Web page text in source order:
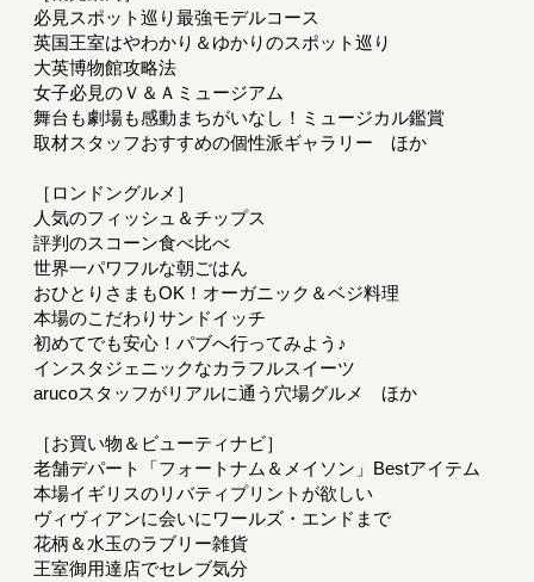
必見スポット巡り最強モデルコース
英国王室はやわかり＆ゆかりのスポット巡り
大英博物館攻略法
女子必見のＶ＆Ａミュージアム
舞台も劇場も感動まちがいなし！ミュージカル鑑賞
取材スタッフおすすめの個性派ギャラリー ほか
［ロンドングルメ］
人気のフィッシュ＆チップス
評判のスコーン食べ比べ
世界一パワフルな朝ごはん
おひとりさまもOK！オーガニック＆ベジ料理
本場のこだわりサンドイッチ
初めてでも安心！パブへ行ってみよう♪
インスタジェニックなカラフルスイーツ
arucoスタッフがリアルに通う穴場グルメ ほか
［お買い物＆ビューティナビ］
老舗デパート「フォートナム＆メイソン」Bestアイテム
本場イギリスのリバティプリントが欲しい
ヴィヴィアンに会いにワールズ・エンドまで
花柄＆水玉のラブリー雑貨
王室御用達店でセレブ気分